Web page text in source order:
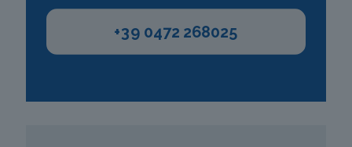
+39 0472 268025